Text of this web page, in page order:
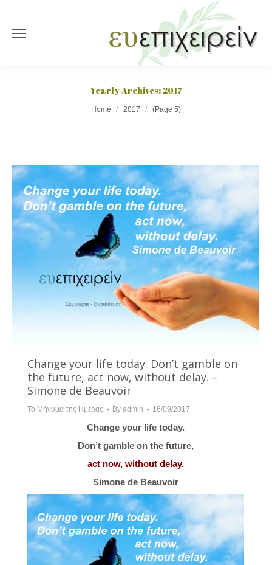
Yearly Archives: 2017
Home 2017 (Page 5)
Change your life today. Don’t gamble on
the future, act now, without delay. –
Simone de Beauvoir
Το Μήνυμα της Ημέρας By admin 16/09/2017
Change your life today.
Don’t gamble on the future,
act now, without delay.
Simone de Beauvoir